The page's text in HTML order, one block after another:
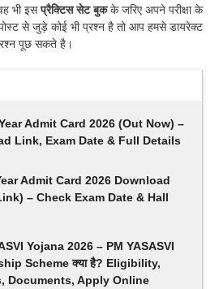
भी इसप्रैक्टिस सेट बुकके जरिए अपने परीक्षा के
से जुड़े कोई भी प्रश्न है तो आप हमसे डायरेक्ट
पूछ सकते है।
Admit Card 2026 (Out Now) –
Link, Exam Date & Full Details
Admit Card 2026 Download
– Check Exam Date & Hall
Yojana 2026 – PM YASASVI
Scheme क्या है? Eligibility,
Documents, Apply Online